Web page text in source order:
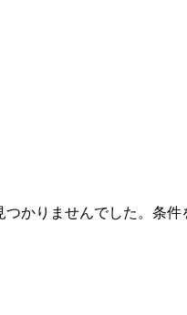
かりませんでした。条件